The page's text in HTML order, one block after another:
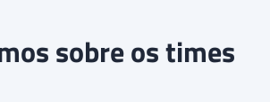
sobre os times